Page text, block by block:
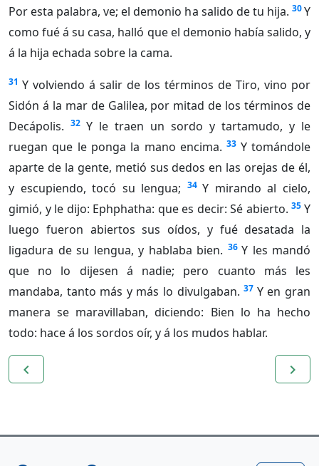
Por esta palabra, ve; el demonio ha salido de tu hija. 30Y
como fué á su casa, halló que el demonio había salido, y
á la hija echada sobre la cama.
31 Y volviendo á salir de los términos de Tiro, vino por
Sidón á la mar de Galilea, por mitad de los términos de
Decápolis. 32 Y le traen un sordo y tartamudo, y le
ruegan que le ponga la mano encima. 33 Y tomándole
aparte de la gente, metió sus dedos en las orejas de él,
y escupiendo, tocó su lengua; 34 Y mirando al cielo,
gimió, y le dijo: Ephphatha: que es decir: Sé abierto. 35 Y
luego fueron abiertos sus oídos, y fué desatada la
ligadura de su lengua, y hablaba bien. 36 Y les mandó
que no lo dijesen á nadie; pero cuanto más les
mandaba, tanto más y más lo divulgaban. 37 Y en gran
manera se maravillaban, diciendo: Bien lo ha hecho
todo: hace á los sordos oír, y á los mudos hablar.
navigate_before navigate_next